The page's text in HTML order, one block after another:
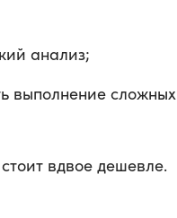
анализ;
выполнение сложных
вдвое дешевле.